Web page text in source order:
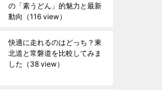
の「素うどん」的魅力と最新
動向 （116 view）
快適に走れるのはどっち？東
北道と常磐道を比較してみま
した （38 view）